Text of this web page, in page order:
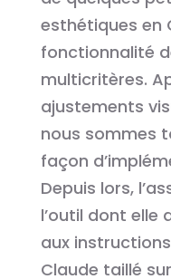
esthétiques en
fonctionnalité
multicritères.
ajustements
nous sommes
façon
Depuis lors,
l’outil dont elle
aux
Claude taillé